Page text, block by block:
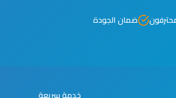
ضمان الجودة
خدمة سريعة